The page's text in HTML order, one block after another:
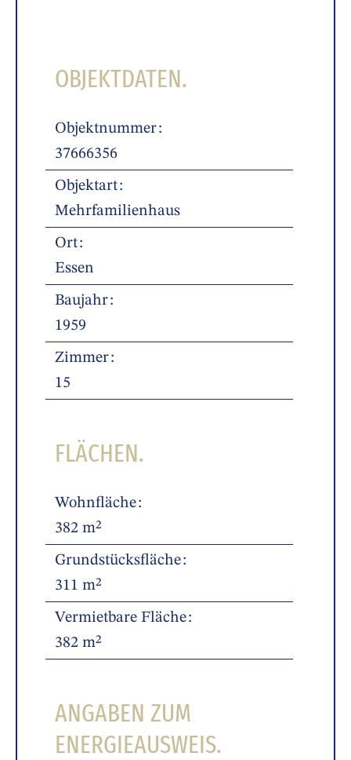
OBJEKTDATEN.
Objektnummer
37666356
Objektart
Mehrfamilienhaus
Ort
Essen
Baujahr
1959
Zimmer
15
FLÄCHEN.
Wohnfläche
382 m²
Grundstücksfläche
311 m²
Vermietbare Fläche
382 m²
ANGABEN ZUM
ENERGIEAUSWEIS.